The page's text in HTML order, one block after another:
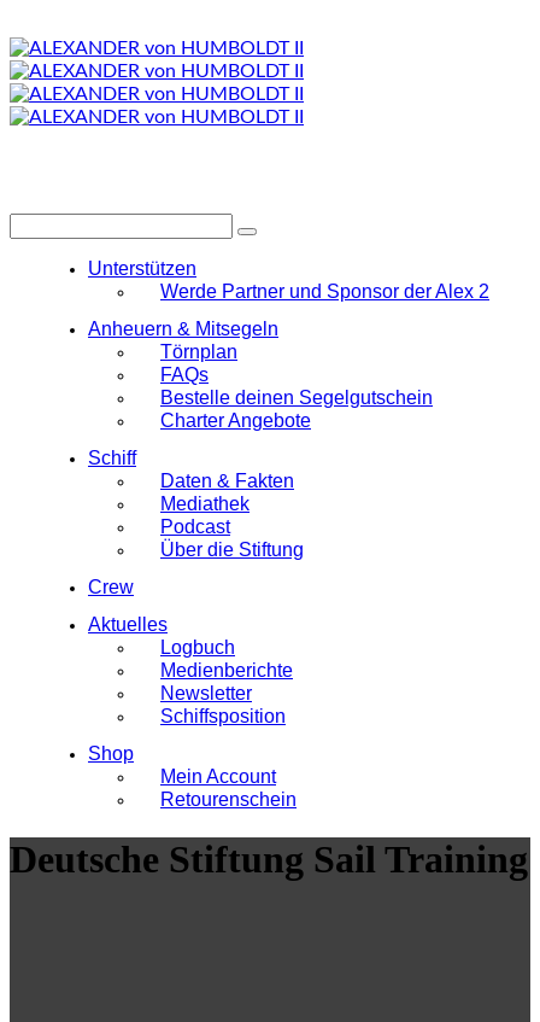
Unterstützen
Werde Partner und Sponsor der Alex 2
Anheuern & Mitsegeln
Törnplan
FAQs
Bestelle deinen Segelgutschein
Charter Angebote
Schiff
Daten & Fakten
Mediathek
Podcast
Über die Stiftung
Crew
Aktuelles
Logbuch
Medienberichte
Newsletter
Schiffsposition
Shop
Mein Account
Retourenschein
Deutsche Stiftung Sail Training